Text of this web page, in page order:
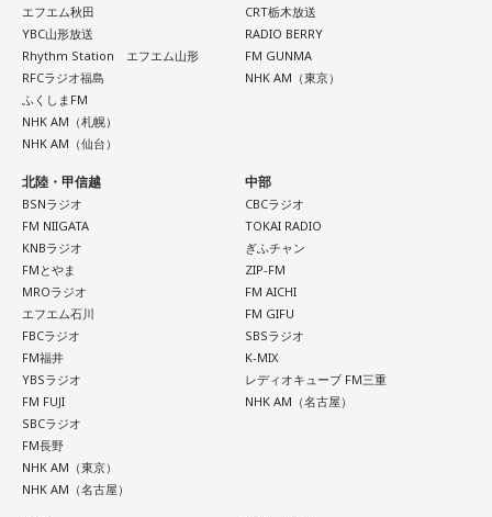
エフエム秋田
YBC山形放送
Rhythm Station エフエム山形
RFCラジオ福島
ふくしまFM
NHK AM（札幌）
NHK AM（仙台）
CRT栃木放送
RADIO BERRY
FM GUNMA
NHK AM（東京）
北陸・甲信越
BSNラジオ
FM NIIGATA
KNBラジオ
FMとやま
MROラジオ
エフエム石川
FBCラジオ
FM福井
YBSラジオ
FM FUJI
SBCラジオ
FM長野
NHK AM（東京）
NHK AM（名古屋）
中部
CBCラジオ
TOKAI RADIO
ぎふチャン
ZIP-FM
FM AICHI
FM GIFU
SBSラジオ
K-MIX
レディオキューブ FM三重
NHK AM（名古屋）